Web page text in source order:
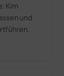
Kim
und